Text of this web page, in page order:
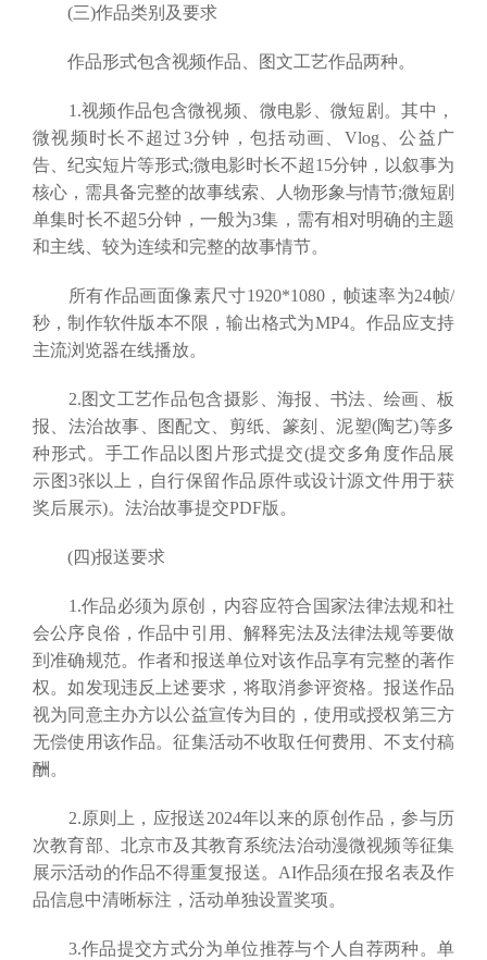
(三)作品类别及要求
作品形式包含视频作品、图文工艺作品两种。
1.视频作品包含微视频、微电影、微短剧。其中，
微视频时长不超过3分钟，包括动画、Vlog、公益广
告、纪实短片等形式;微电影时长不超15分钟，以叙事为
核心，需具备完整的故事线索、人物形象与情节;微短剧
单集时长不超5分钟，一般为3集，需有相对明确的主题
和主线、较为连续和完整的故事情节。
所有作品画面像素尺寸1920*1080，帧速率为24帧/
秒，制作软件版本不限，输出格式为MP4。作品应支持
主流浏览器在线播放。
2.图文工艺作品包含摄影、海报、书法、绘画、板
报、法治故事、图配文、剪纸、篆刻、泥塑(陶艺)等多
种形式。手工作品以图片形式提交(提交多角度作品展
示图3张以上，自行保留作品原件或设计源文件用于获
奖后展示)。法治故事提交PDF版。
(四)报送要求
1.作品必须为原创，内容应符合国家法律法规和社
会公序良俗，作品中引用、解释宪法及法律法规等要做
到准确规范。作者和报送单位对该作品享有完整的著作
权。如发现违反上述要求，将取消参评资格。报送作品
视为同意主办方以公益宣传为目的，使用或授权第三方
无偿使用该作品。征集活动不收取任何费用、不支付稿
酬。
2.原则上，应报送2024年以来的原创作品，参与历
次教育部、北京市及其教育系统法治动漫微视频等征集
展示活动的作品不得重复报送。AI作品须在报名表及作
品信息中清晰标注，活动单独设置奖项。
3.作品提交方式分为单位推荐与个人自荐两种。单